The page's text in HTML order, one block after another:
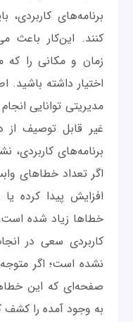
برنامه‌های کاربردی،
کنند. این‌کار باعث
زمان و مکانی را که
اختیار داشته
مدیریتی توانایی
غیر قابل توصیف
برنامه‌های کاربردی،
افزایش پیدا کرده
خطاها زیاد شده
کاربردی سعی در
نشده است؛ اگر
صفحه‌ای که این خطاها
به وجود آمده را کشف